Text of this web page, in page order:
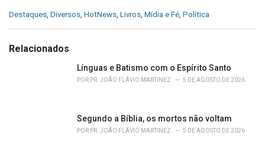
C
e
Destaques, Diversos, HotNews, Livros, Mídia e Fé, Política
Relacionados
Línguas e Batismo com o Espírito Santo
POR PR. JOÃO FLÁVIO MARTINEZ 5 DE AGOSTO DE 2026
Segundo a Bíblia, os mortos não voltam
POR PR. JOÃO FLÁVIO MARTINEZ 5 DE AGOSTO DE 2026